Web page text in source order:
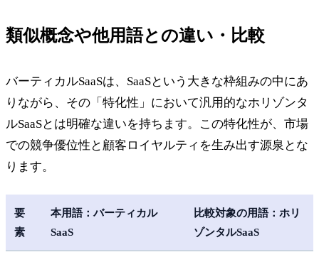
類似概念や他用語との違い・比較
バーティカルSaaSは、SaaSという大きな枠組みの中にあ
りながら、その「特化性」において汎用的なホリゾンタ
ルSaaSとは明確な違いを持ちます。この特化性が、市場
での競争優位性と顧客ロイヤルティを生み出す源泉とな
ります。
要
素
本用語：バーティカル
SaaS
比較対象の用語：ホリ
ゾンタルSaaS